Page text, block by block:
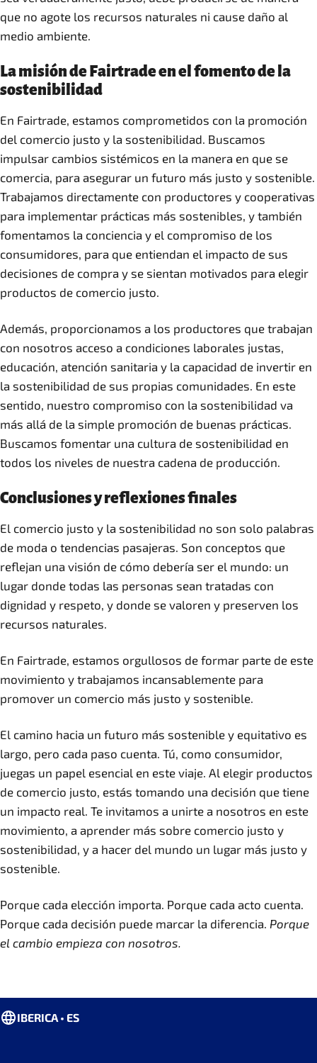
que no agote los recursos naturales ni cause daño al
medio ambiente.
La misión de Fairtrade en el fomento de la
sostenibilidad
En Fairtrade, estamos comprometidos con la promoción
del comercio justo y la sostenibilidad. Buscamos
impulsar cambios sistémicos en la manera en que se
comercia, para asegurar un futuro más justo y sostenible.
Trabajamos directamente con productores y cooperativas
para implementar prácticas más sostenibles, y también
fomentamos la conciencia y el compromiso de los
consumidores, para que entiendan el impacto de sus
decisiones de compra y se sientan motivados para elegir
productos de comercio justo.
Además, proporcionamos a los productores que trabajan
con nosotros acceso a condiciones laborales justas,
educación, atención sanitaria y la capacidad de invertir en
la sostenibilidad de sus propias comunidades. En este
sentido, nuestro compromiso con la sostenibilidad va
más allá de la simple promoción de buenas prácticas.
Buscamos fomentar una cultura de sostenibilidad en
todos los niveles de nuestra cadena de producción.
Conclusiones y reflexiones finales
El comercio justo y la sostenibilidad no son solo palabras
de moda o tendencias pasajeras. Son conceptos que
reflejan una visión de cómo debería ser el mundo: un
lugar donde todas las personas sean tratadas con
dignidad y respeto, y donde se valoren y preserven los
recursos naturales.
En Fairtrade, estamos orgullosos de formar parte de este
movimiento y trabajamos incansablemente para
promover un comercio más justo y sostenible.
El camino hacia un futuro más sostenible y equitativo es
largo, pero cada paso cuenta. Tú, como consumidor,
juegas un papel esencial en este viaje. Al elegir productos
de comercio justo, estás tomando una decisión que tiene
un impacto real. Te invitamos a unirte a nosotros en este
movimiento, a aprender más sobre comercio justo y
sostenibilidad, y a hacer del mundo un lugar más justo y
sostenible.
Porque cada elección importa. Porque cada acto cuenta.
Porque cada decisión puede marcar la diferencia. Porque
el cambio empieza con nosotros.
IBERICA • ES